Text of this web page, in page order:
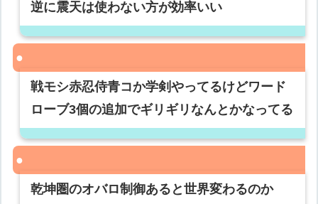
逆に震天は使わない方が効率いい
戦モシ赤忍侍青コか学剣やってるけどワード
ローブ3個の追加でギリギリなんとかなってる
乾坤圏のオバロ制御あると世界変わるのか